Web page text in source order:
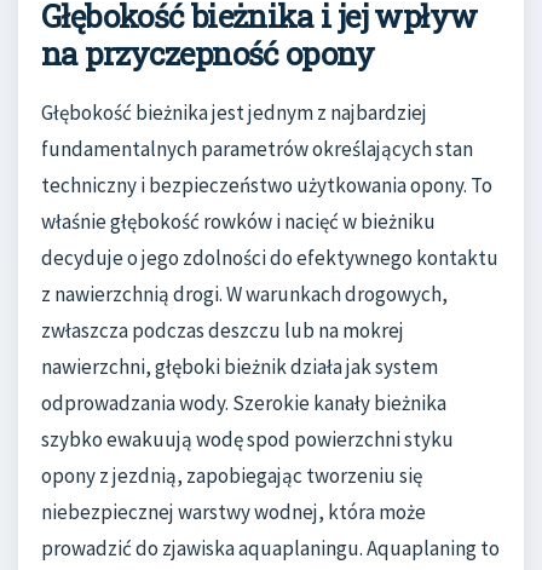
Głębokość bieżnika i jej wpływ
na przyczepność opony
Głębokość bieżnika jest jednym z najbardziej
fundamentalnych parametrów określających stan
techniczny i bezpieczeństwo użytkowania opony. To
właśnie głębokość rowków i nacięć w bieżniku
decyduje o jego zdolności do efektywnego kontaktu
z nawierzchnią drogi. W warunkach drogowych,
zwłaszcza podczas deszczu lub na mokrej
nawierzchni, głęboki bieżnik działa jak system
odprowadzania wody. Szerokie kanały bieżnika
szybko ewakuują wodę spod powierzchni styku
opony z jezdnią, zapobiegając tworzeniu się
niebezpiecznej warstwy wodnej, która może
prowadzić do zjawiska aquaplaningu. Aquaplaning to